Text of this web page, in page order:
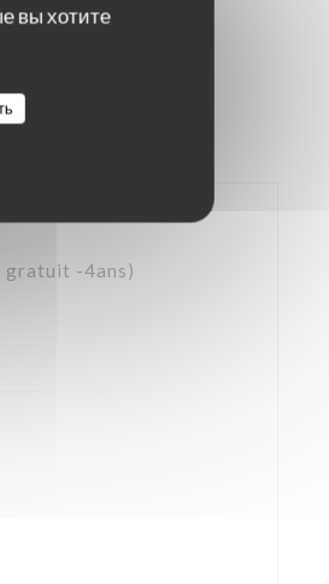
вы хотите
gratuit -4ans)